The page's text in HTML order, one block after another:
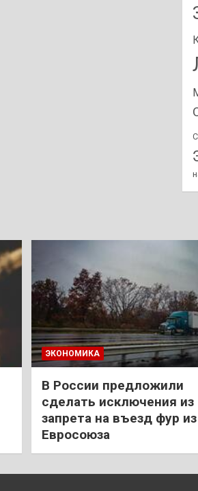
ЭКОНОМИКА
В России предложили
сделать исключения из
запрета на въезд фур из
Евросоюза